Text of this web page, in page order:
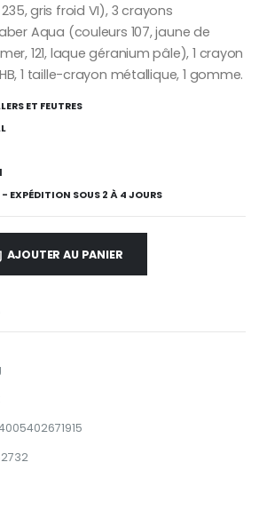
235, gris froid VI), 3 crayons
Aqua (couleurs 107, jaune de
121, laque géranium pâle), 1 crayon
1 taille-crayon métallique, 1 gomme.
ET FEUTRES
EXPÉDITION SOUS 2 À 4 JOURS
AJOUTER AU PANIER